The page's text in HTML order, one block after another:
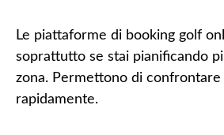
Le piattaforme di booking golf
soprattutto se stai pianificando
zona. Permettono di
rapidamente.